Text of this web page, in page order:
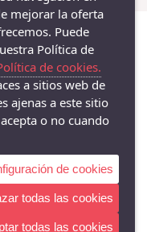
mejorar la oferta
Puede
Política de
de cookies.
a sitios web de
ajenas a este sitio
o no cuando
de cookies
todas las cookies
todas las cookies